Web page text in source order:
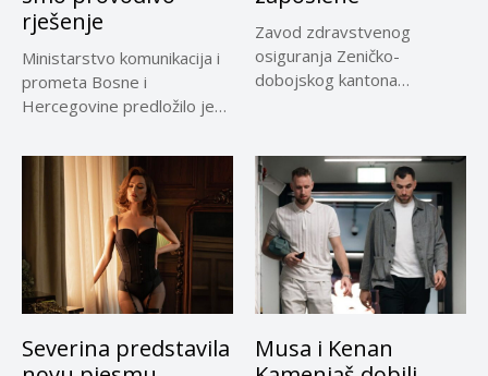
rješenje
Ministarstvo komunikacija i
prometa Bosne i
Hercegovine predložilo je
privremeno...
Zavod zdravstvenog
osiguranja Zeničko-
dobojskog kantona
Severina predstavila
Musa i Kenan